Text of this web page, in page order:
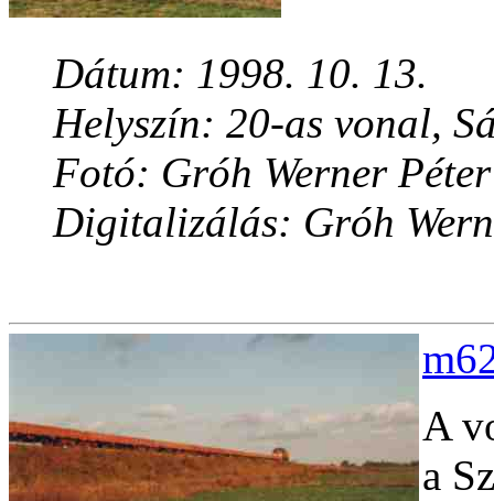
Dátum: 1998. 10. 13.
Helyszín: 20-as vonal,
Fotó: Gróh Werner Péter
Digitalizálás: Gróh
A
a